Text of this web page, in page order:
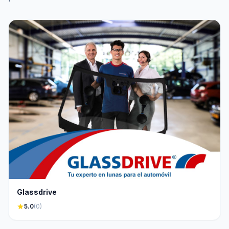
Glassdrive
star5.0(0)